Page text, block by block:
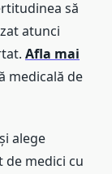
să
atunci
Afla mai
medicală de
alege
medici cu